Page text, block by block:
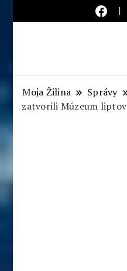
Moja Žilina Správy
zatvorili Múzeum